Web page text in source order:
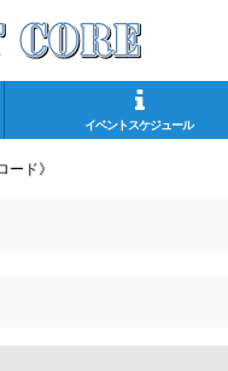
イベントスケジュール
ード》